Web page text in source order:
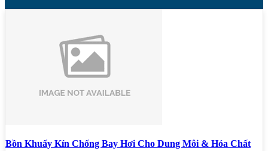
Bồn Khuấy Kín Chống Bay Hơi Cho Dung Môi & Hóa Chất